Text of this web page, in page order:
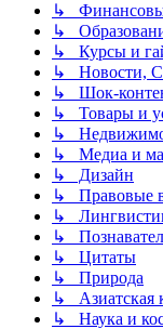
↳
↳
↳ Курсы и
↳ Новости,
↳ Шок-
↳ Товары и
↳
↳ Медиа и
↳ Дизайн
↳ Правовые
↳
↳
↳ Цитаты
↳ Природа
↳ Азиатская
↳ Наука и